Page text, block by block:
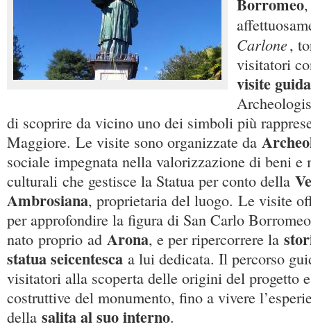
Carlone,
visitatori
visite
di scoprire da vicino uno dei simboli più
Maggiore. Le visite sono organizzate da
sociale impegnata nella valorizzazione di beni e
culturali che gestisce la Statua per conto della
Ambrosiana, proprietaria del luogo. Le visite
per approfondire la figura di San Carlo
nato proprio ad Arona, e per ripercorrere la
statua seicentesca a lui dedicata. Il percorso
visitatori alla scoperta delle origini del progetto
costruttive del monumento, fino a vivere
della salita al suo interno.